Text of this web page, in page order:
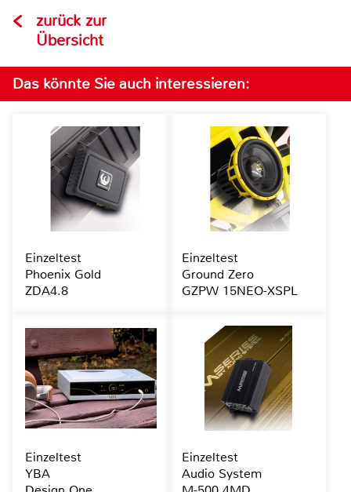
zurück zur
Übersicht
Das könnte Sie auch interessieren:
Einzeltest
Phoenix Gold
ZDA4.8
Einzeltest
Ground Zero
GZPW 15NEO-XSPL
Einzeltest
YBA
Einzeltest
Audio System